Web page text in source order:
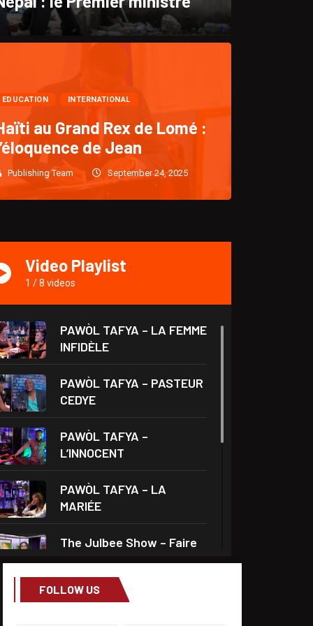
CULTURE
“KLASS : Un retour
après cinq (5)
Publishing Team
EDUCATION INTERNATIONAL
au Grand Rex de Lomé :
de Jean
Publishing Team September 24, 2025
Video Playlist
1 /8 videos
PAWÒL TAFYA – LA FEMME
INFIDÈLE
PAWÒL TAFYA – PASTEUR
CEDYE
PAWÒL TAFYA –
L’INNOCENT
PAWÒL TAFYA – LA
MARIÉE
The Julbee Show – Faire
Droits et Société – Invité
FOLLOW US